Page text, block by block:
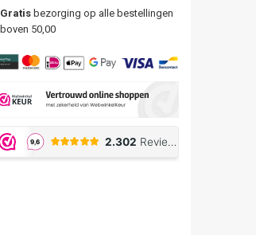
Gratisbezorging op alle bestellingen
boven 50,00